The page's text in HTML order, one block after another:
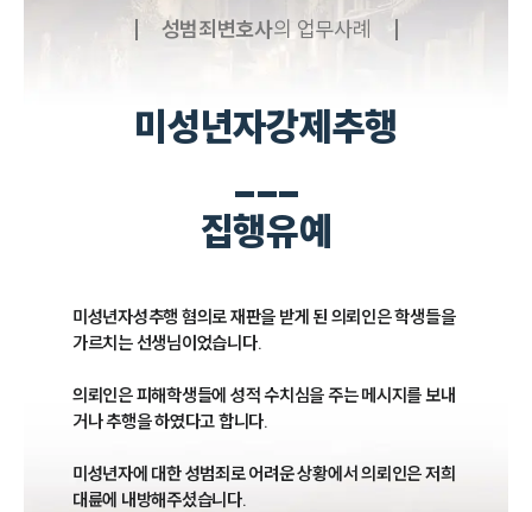
성범죄 변호사의 업무사례
미성년자강제추행
___
집행유예
미성년자성추행 혐의로 재판을 받게 된 의뢰인은 학생들을
가르치는 선생님이었습니다.
의뢰인은 피해학생들에 성적 수치심을 주는 메시지를 보내
거나 추행을 하였다고 합니다.
미성년자에 대한 성범죄로 어려운 상황에서 의뢰인은 저희
대륜에 내방해주셨습니다.